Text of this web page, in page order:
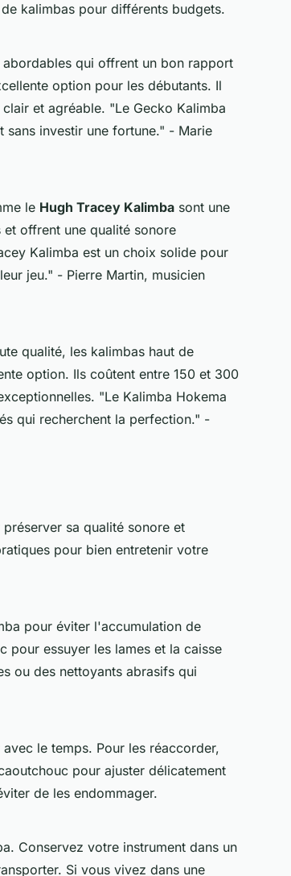
kalimbas pour différents budgets.
qui offrent un bon rapport
option pour les débutants. Il
et agréable. "Le Gecko Kalimba
investir une fortune." - Marie
le Hugh Tracey Kalimba sont une
offrent une qualité sonore
Kalimba est un choix solide pour
jeu." - Pierre Martin, musicien
qualité, les kalimbas haut de
option. Ils coûtent entre 150 et 300
"Le Kalimba Hokema
qui recherchent la perfection." -
sa qualité sonore et
pour bien entretenir votre
pour éviter l'accumulation de
pour essuyer les lames et la caisse
ou des nettoyants abrasifs qui
le temps. Pour les réaccorder,
pour ajuster délicatement
de les endommager.
Conservez votre instrument dans un
Si vous vivez dans une